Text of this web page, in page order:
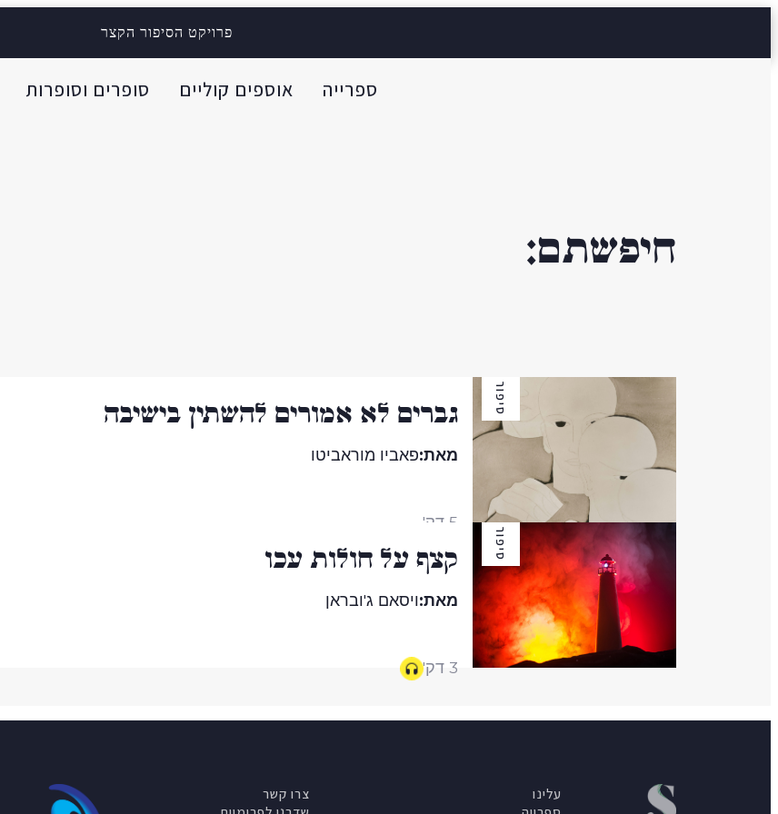
פרויקט הסיפור הקצר
ספרייה אוספים קוליים סופרים וסופרות
חיפשתם:
סיפור גברים לא אמורים להשתין בישיבה
מאת:פאביו מוראביטו
5 דק'
סיפור קצף על חולות עכו
מאת:ויסאם ג'ובראן
3 דק'
עלינו
צרו קשר